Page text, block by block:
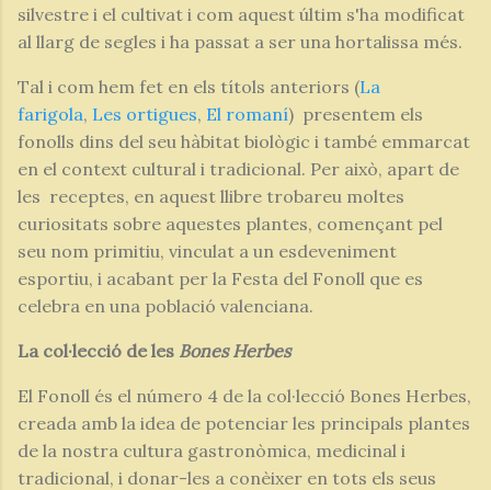
silvestre i el cultivat i com aquest últim s'ha modificat
al llarg de segles i ha passat a ser una hortalissa més.
Tal i com hem fet en els títols anteriors (La
farigola, Les ortigues, El romaní) presentem els
fonolls dins del seu hàbitat biològic i també emmarcat
en el context cultural i tradicional. Per això, apart de
les receptes, en aquest llibre trobareu moltes
curiositats sobre aquestes plantes, començant pel
seu nom primitiu, vinculat a un esdeveniment
esportiu, i acabant per la Festa del Fonoll que es
celebra en una població valenciana.
La col·lecció de les Bones Herbes
El Fonoll és el número 4 de la col·lecció Bones Herbes,
creada amb la idea de potenciar les principals plantes
de la nostra cultura gastronòmica, medicinal i
tradicional, i donar-les a conèixer en tots els seus